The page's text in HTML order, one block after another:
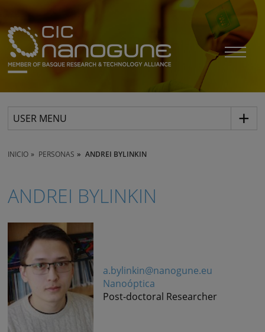
USER MENU
INICIO PERSONAS ANDREI BYLINKIN
ANDREI BYLINKIN
a.bylinkin@nanogune.eu
Nanoóptica
Post-doctoral Researcher